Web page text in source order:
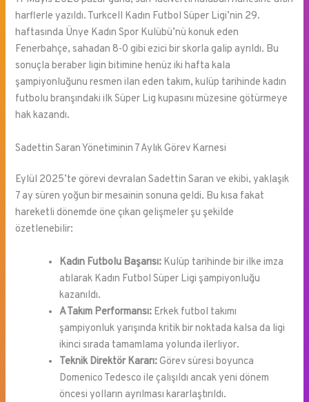
harflerle yazıldı. Turkcell Kadın Futbol Süper Ligi’nin 29.
haftasında Ünye Kadın Spor Kulübü’nü konuk eden
Fenerbahçe, sahadan 8-0 gibi ezici bir skorla galip ayrıldı. Bu
sonuçla beraber ligin bitimine henüz iki hafta kala
şampiyonluğunu resmen ilan eden takım, kulüp tarihinde kadın
futbolu branşındaki ilk Süper Lig kupasını müzesine götürmeye
hak kazandı.
Sadettin Saran Yönetiminin 7 Aylık Görev Karnesi
Eylül 2025’te görevi devralan Sadettin Saran ve ekibi, yaklaşık
7 ay süren yoğun bir mesainin sonuna geldi. Bu kısa fakat
hareketli dönemde öne çıkan gelişmeler şu şekilde
özetlenebilir:
Kadın Futbolu Başarısı: Kulüp tarihinde bir ilke imza
atılarak Kadın Futbol Süper Ligi şampiyonluğu
kazanıldı.
A Takım Performansı: Erkek futbol takımı
şampiyonluk yarışında kritik bir noktada kalsa da ligi
ikinci sırada tamamlama yolunda ilerliyor.
Teknik Direktör Kararı:Görev süresi boyunca
Domenico Tedesco ile çalışıldı ancak yeni dönem
öncesi yolların ayrılması kararlaştırıldı.